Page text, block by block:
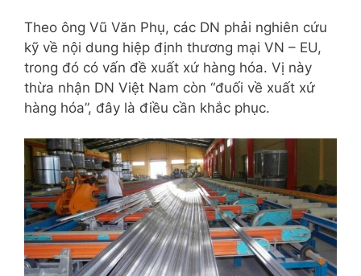
Theo ông Vũ Văn Phụ, các DN phải nghiên cứu
kỹ về nội dung hiệp định thương mại VN – EU,
trong đó có vấn đề xuất xứ hàng hóa. Vị này
thừa nhận DN Việt Nam còn “đuối về xuất xứ
hàng hóa”, đây là điều cần khắc phục.